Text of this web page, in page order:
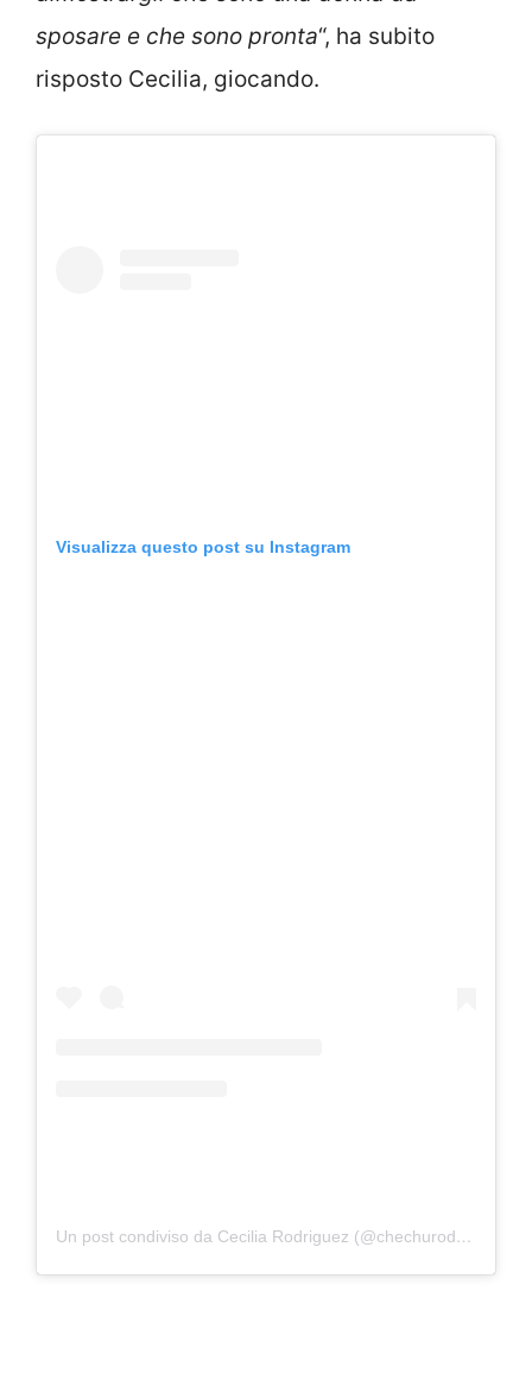
sposare e che sono pronta“, ha subito
risposto Cecilia, giocando.
Visualizza questo post su Instagram
Un post condiviso da Cecilia Rodriguez (@chechurodriguez_real)